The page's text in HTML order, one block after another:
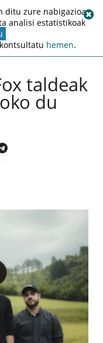
taldeak
du
ditu zure nabigazioa
analisi estatistikoak
hemen.